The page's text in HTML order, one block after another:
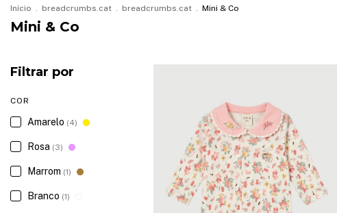
Início . breadcrumbs.cat . breadcrumbs.cat . Mini & Co
Mini & Co
Filtrar por
COR
Amarelo (4)
Rosa (3)
Marrom (1)
Branco (1)